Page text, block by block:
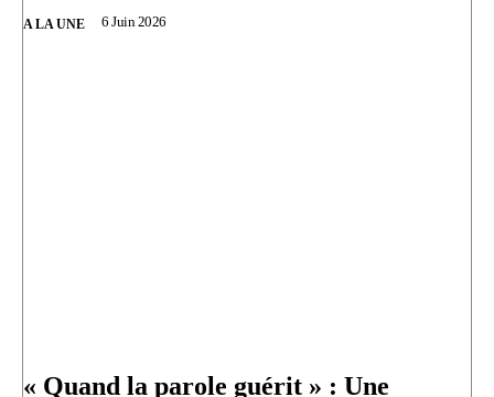
A LA UNE 6 Juin 2026
« Quand la parole guérit » : Une